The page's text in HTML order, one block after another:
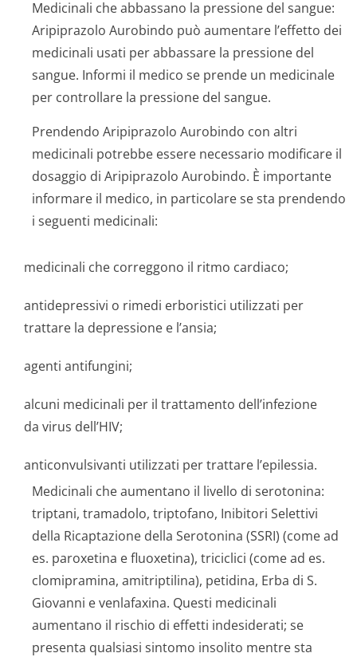
Medicinali che abbassano la pressione del sangue:
Aripiprazolo Aurobindo può aumentare l’effetto dei
medicinali usati per abbassare la pressione del
sangue. Informi il medico se prende un medicinale
per controllare la pressione del sangue.
Prendendo Aripiprazolo Aurobindo con altri
medicinali potrebbe essere necessario modificare il
dosaggio di Aripiprazolo Aurobindo. È importante
informare il medico, in particolare se sta prendendo
i seguenti medicinali:
medicinali che correggono il ritmo cardiaco;
antidepressivi o rimedi erboristici utilizzati per
trattare la depressione e l’ansia;
agenti antifungini;
alcuni medicinali per il trattamento dell’infezione
da virus dell’HIV;
anticonvulsivanti utilizzati per trattare l’epilessia.
Medicinali che aumentano il livello di serotonina:
triptani, tramadolo, triptofano, Inibitori Selettivi
della Ricaptazione della Serotonina (SSRI) (come ad
es. paroxetina e fluoxetina), triciclici (come ad es.
clomipramina, amitriptilina), petidina, Erba di S.
Giovanni e venlafaxina. Questi medicinali
aumentano il rischio di effetti indesiderati; se
presenta qualsiasi sintomo insolito mentre sta